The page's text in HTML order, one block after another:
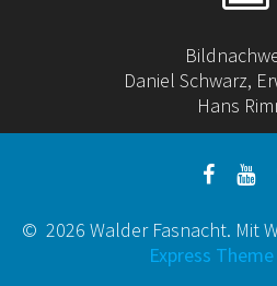
Daniel Schwarz,
Hans
© 2026 Walder Fasnacht. Mit
Express Theme